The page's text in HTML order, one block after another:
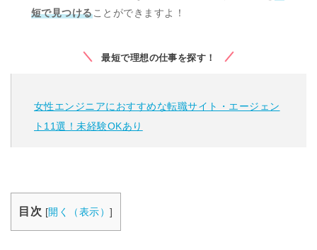
短で見つけることができますよ！
最短で理想の仕事を探す！
女性エンジニアにおすすめな転職サイト・エージェン
ト11選！未経験OKあり
目次 [開く（表示）]